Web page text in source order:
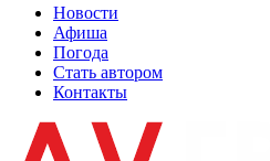
Новости
Афиша
Погода
Стать автором
Контакты